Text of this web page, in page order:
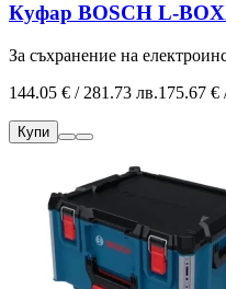
Куфар BOSCH L-
За съхранение на
144.05 € / 281.73 лв.175.67 €
Купи